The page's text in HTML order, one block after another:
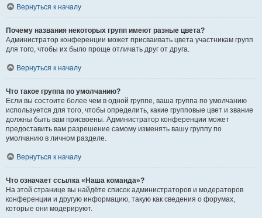
Вернуться к началу
Почему названия некоторых групп имеют разные цвета?
Администратор конференции может присваивать цвета участникам групп
для того, чтобы их было проще отличать друг от друга.
Вернуться к началу
Что такое группа по умолчанию?
Если вы состоите более чем в одной группе, ваша группа по умолчанию
используется для того, чтобы определить, какие групповые цвет и звание
должны быть вам присвоены. Администратор конференции может
предоставить вам разрешение самому изменять вашу группу по
умолчанию в личном разделе.
Вернуться к началу
Что означает ссылка «Наша команда»?
На этой странице вы найдёте список администраторов и модераторов
конференции и другую информацию, такую как сведения о форумах,
которые они модерируют.